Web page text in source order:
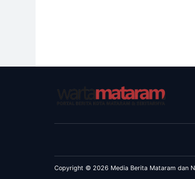
Copyright © 2026 Media Berita Mataram dan